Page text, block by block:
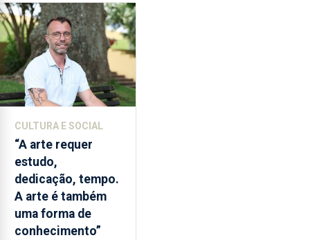
à
Agência
para
a
Investigação
e
que
o
Oceano
seja
reconhecido
como
Domínio
CULTURA E SOCIAL
“A arte requer
estudo,
dedicação, tempo.
A arte é também
uma forma de
conhecimento”